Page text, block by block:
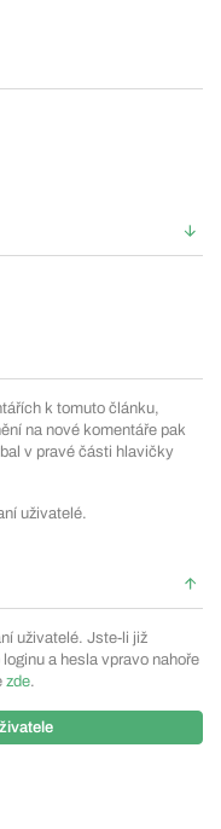
k tomuto článku,
na nové komentáře pak
v pravé části hlavičky
uživatelé.
uživatelé. Jste-li již
a hesla vpravo nahoře
zde.